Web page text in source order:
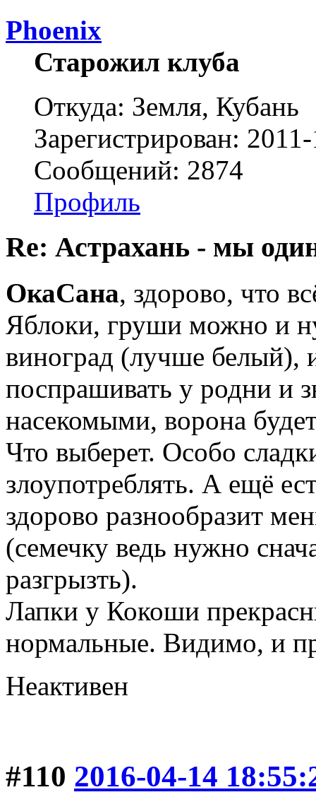
Phoenix
Старожил клуба
Откуда: Земля, Кубань
Зарегистрирован:
Сообщений: 2874
Профиль
Re: Астрахань - мы
ОкаСана, здорово, что
Яблоки, груши можно и
виноград (лучше белый),
поспрашивать у родни и
насекомыми, ворона
Что выберет. Особо
злоупотреблять. А ещё
здорово разнообразит
(семечку ведь нужно
разгрызть).
Лапки у Кокоши
нормальные. Видимо, и
Неактивен
#110 2016-04-14